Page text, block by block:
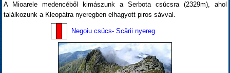
A Mioarele medencéből kimászunk a Serbota csúcsra (2329m), ahol
találkozunk a Kleopátra nyeregben elhagyott piros sávval.
Negoiu csúcs- Scării nyereg